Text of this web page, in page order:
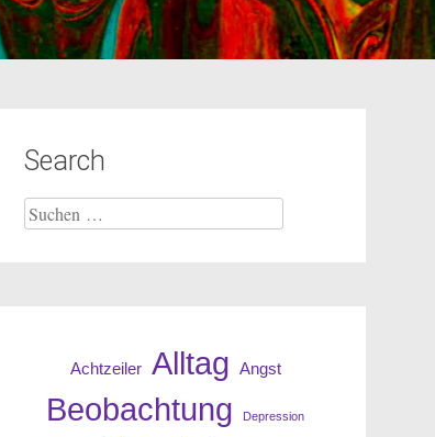
Search
Suche
nach:
Achtzeiler Alltag Angst
Beobachtung Depression